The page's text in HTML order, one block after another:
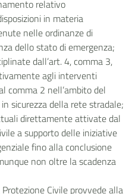
relativo
in materia
nelle ordinanze di
dello stato di emergenza;
dall’art. 4, comma 3,
agli interventi
comma 2 nell’ambito del
sicurezza della rete stradale;
direttamente attivate dal
a supporto delle iniziative
fino alla conclusione
non oltre la scadenza
Civile provvede alla